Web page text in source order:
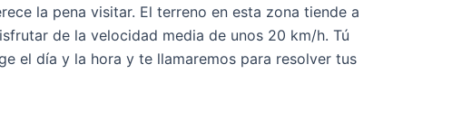
la pena visitar. El terreno en esta zona tiende a
de la velocidad media de unos 20 km/h. Tú
el día y la hora y te llamaremos para resolver tus